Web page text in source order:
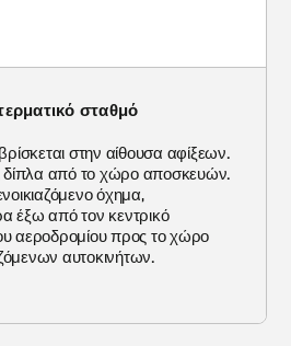
σταθμό
στην αίθουσα αφίξεων.
δίπλα από το χώρο αποσκευών.
όχημα,
έξω από τον κεντρικό
αεροδρομίου προς το χώρο
αυτοκινήτων.